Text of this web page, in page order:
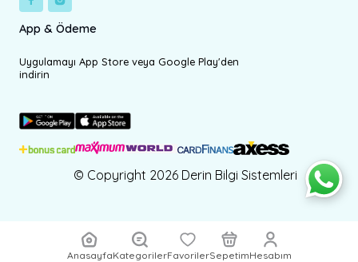
AnasayfaKategorilerFavorilerSepetimHesabım
App & Ödeme
Uygulamayı App Store veya Google Play'den
indirin
© Copyright 2026 Derin Bilgi Sistemleri